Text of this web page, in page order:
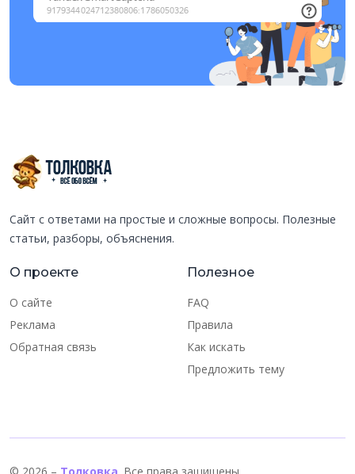
Сайт с ответами на простые и сложные вопросы. Полезные
статьи, разборы, объяснения.
О проекте
О сайте
Реклама
Обратная связь
Полезное
FAQ
Правила
Как искать
Предложить тему